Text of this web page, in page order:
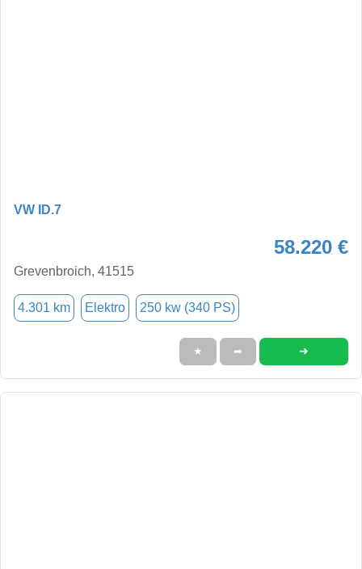
VW ID.7
58.220 €
Grevenbroich, 41515
4.301 km Elektro 250 kw (340 PS)
★ ➦ ➜